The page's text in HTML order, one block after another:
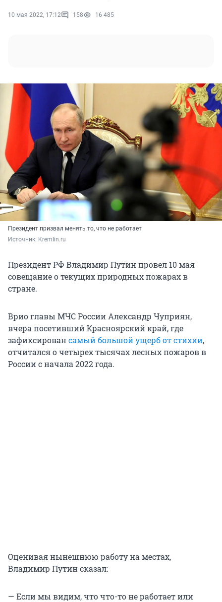
10 мая 2022, 17:12 158 16 485
Президент призвал менять то, что не работает
Источник: Kremlin.ru
Президент РФ Владимир Путин провел 10 мая
совещание о текущих природных пожарах в
стране.
Врио главы МЧС России Александр Чуприян,
вчера посетивший Красноярский край, где
зафиксировансамый большой ущерб от стихии,
отчитался о четырех тысячах лесных пожаров в
России с начала 2022 года.
Оценивая нынешнюю работу на местах,
Владимир Путин сказал:
— Если мы видим, что что-то не работает или